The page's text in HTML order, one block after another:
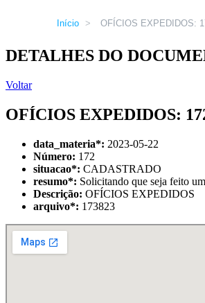
Início > OFÍCIOS EXPEDIDOS:
DETALHES DO
Voltar
OFÍCIOS EXPEDIDOS:
data_materia*: 2023-05-22
Número: 172
situacao*: CADASTRADO
resumo*: Solicitando que seja feito
Descrição: OFÍCIOS EXPEDIDOS
arquivo*: 173823